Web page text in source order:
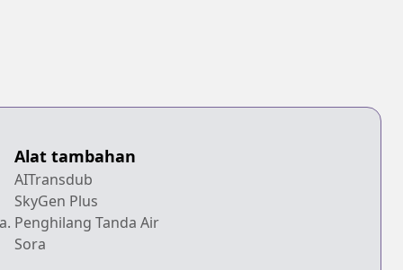
Alat tambahan
AITransdub
SkyGen Plus
Penghilang Tanda Air
Sora